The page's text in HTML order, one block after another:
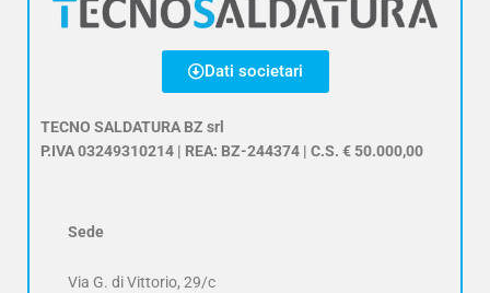
Dati societari
TECNO SALDATURA BZ srl
P.IVA 03249310214 | REA: BZ-244374 | C.S. € 50.000,00
Sede
Via G. di Vittorio, 29/c